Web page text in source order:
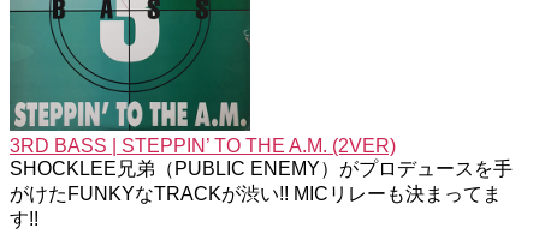
3RD BASS | STEPPIN’ TO THE A.M. (2VER)
SHOCKLEE兄弟（PUBLIC ENEMY）がプロデュースを手
がけたFUNKYなTRACKが渋い!! MICリレーも決まってま
す!!